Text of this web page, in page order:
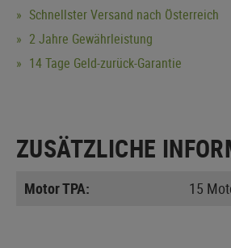
Schnellster Versand nach Österreich
2 Jahre Gewährleistung
14 Tage Geld-zurück-Garantie
ZUSÄTZLICHE
Motor TPA: 15